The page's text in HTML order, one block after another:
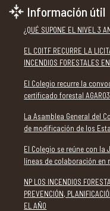
Información útil
¿QUÉ SUPONE EL NIVEL 3
EL COITF RECURRE LA
INCENDIOS FORESTALES
El Colegio recurre la
certificado forestal
La Asamblea General del
de modificación de los
El Colegio se reúne con la
líneas de colaboración en
NP LOS INCENDIOS
PREVENCIÓN,
EL AÑO